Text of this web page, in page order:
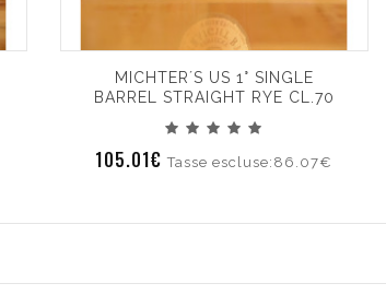
MICHTER´S US 1° SINGLE
BARREL STRAIGHT RYE CL.70
105.01€Tasse escluse:86.07€